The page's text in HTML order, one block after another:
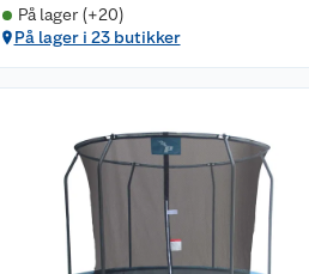
På lager (+20)
På lager i 23 butikker